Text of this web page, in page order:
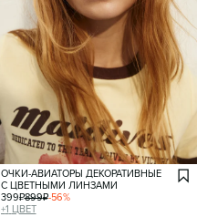
ОЧКИ-АВИАТОРЫ ДЕКОРАТИВНЫЕ
С ЦВЕТНЫМИ ЛИНЗАМИ
399₽899₽-56%
+1 ЦВЕТ